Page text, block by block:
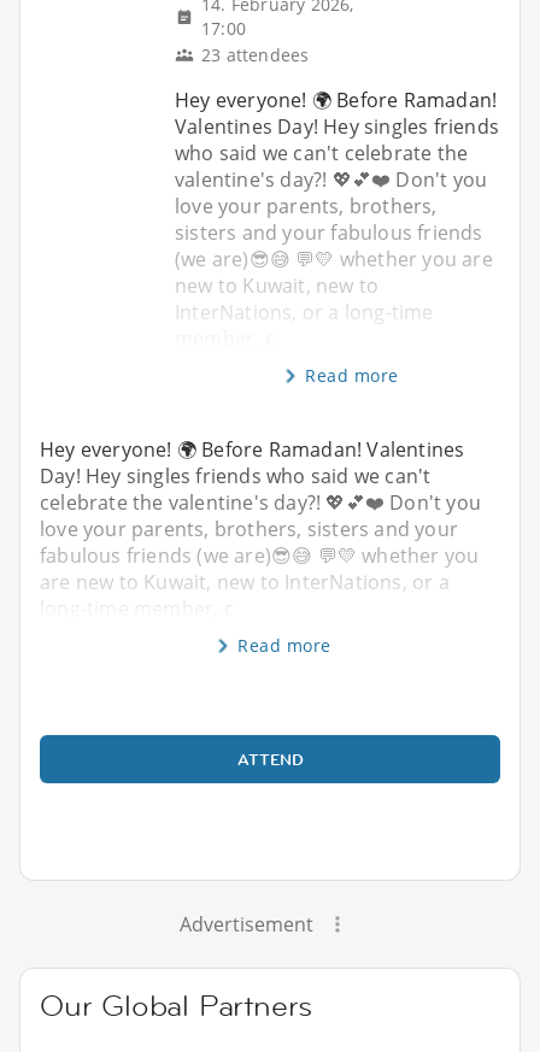
14. February 2026,
17:00
23 attendees
Hey everyone! 🌍 Before Ramadan!
Valentines Day! Hey singles friends
who said we can't celebrate the
valentine's day?! 💖💕❤️ Don't you
love your parents, brothers,
sisters and your fabulous friends
(we are)😎😅 💬💛 whether you are
new to Kuwait, new to
InterNations, or a long-time
Read more
Hey everyone! 🌍 Before Ramadan! Valentines
Day! Hey singles friends who said we can't
celebrate the valentine's day?! 💖💕❤️ Don't you
love your parents, brothers, sisters and your
fabulous friends (we are)😎😅 💬💛 whether you
are new to Kuwait, new to InterNations, or a
Read more
ATTEND
Advertisement
Our Global Partners